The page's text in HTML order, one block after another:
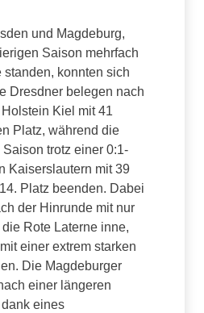
und Magdeburg,
Saison mehrfach
standen, konnten sich
Dresdner belegen nach
Kiel mit 41
Platz, während die
trotz einer 0:1-
Kaiserslautern mit 39
Platz beenden. Dabei
der Hinrunde mit nur
Rote Laterne inne,
einer extrem starken
Die Magdeburger
einer längeren
eines